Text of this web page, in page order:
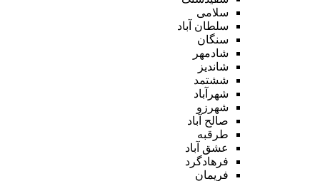
سلامی
سلطان آباد
سنگان
شادمهر
شاندیز
ششتمد
شهرآباد
شهرزو
صالح آباد
طرقبه
عشق آباد
فرهادگرد
فریمان